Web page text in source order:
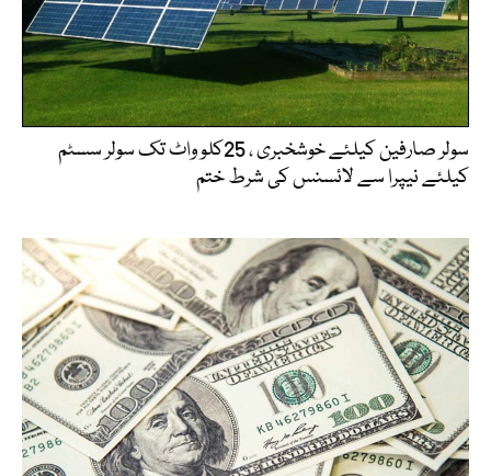
سولر صارفین کیلئے خوشخبری ، 25کلو واٹ تک سولر سسٹم
کیلئے نیپرا سے لائسنس کی شرط ختم